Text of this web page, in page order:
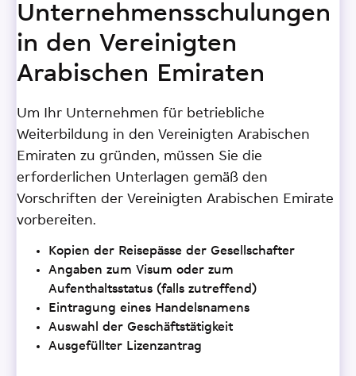
Unternehmensschulungen
in den Vereinigten
Arabischen Emiraten
Um Ihr Unternehmen für betriebliche
Weiterbildung in den Vereinigten Arabischen
Emiraten zu gründen, müssen Sie die
erforderlichen Unterlagen gemäß den
Vorschriften der Vereinigten Arabischen Emirate
vorbereiten.
Kopien der Reisepässe der Gesellschafter
Angaben zum Visum oder zum
Aufenthaltsstatus (falls zutreffend)
Eintragung eines Handelsnamens
Auswahl der Geschäftstätigkeit
Ausgefüllter Lizenzantrag